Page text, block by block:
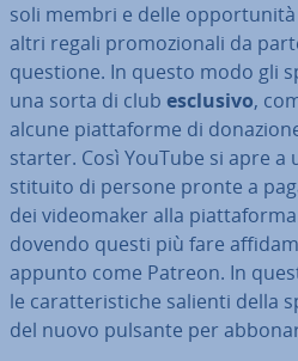
soli membri e delle
altri regali pro­mo­zio­na­li da
questione. In questo modo gli
una sorta di club esclusivo,
alcune piat­ta­for­me di
star­ter. Così YouTube si apre
sti­tui­to di persone pronte a
dei vi­deo­ma­ker alla
dovendo questi più fare
appunto come Patreon. In
le ca­rat­te­ri­sti­che salienti della
del nuovo pulsante per